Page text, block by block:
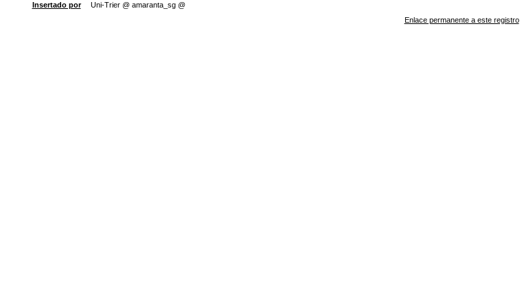
Insertado por
Uni-Trier @ amaranta_sg @
Enlace permanente a este registro